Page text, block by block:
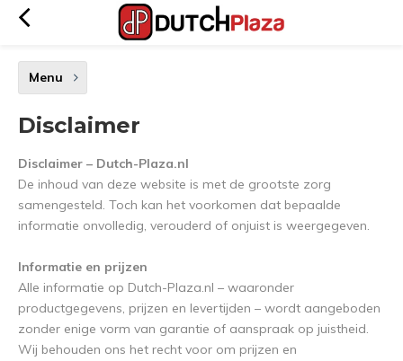
Menu
Disclaimer
Disclaimer – Dutch-Plaza.nl
De inhoud van deze website is met de grootste zorg
samengesteld. Toch kan het voorkomen dat bepaalde
informatie onvolledig, verouderd of onjuist is weergegeven.
Informatie en prijzen
Alle informatie op Dutch-Plaza.nl – waaronder
productgegevens, prijzen en levertijden – wordt aangeboden
zonder enige vorm van garantie of aanspraak op juistheid.
Wij behouden ons het recht voor om prijzen en